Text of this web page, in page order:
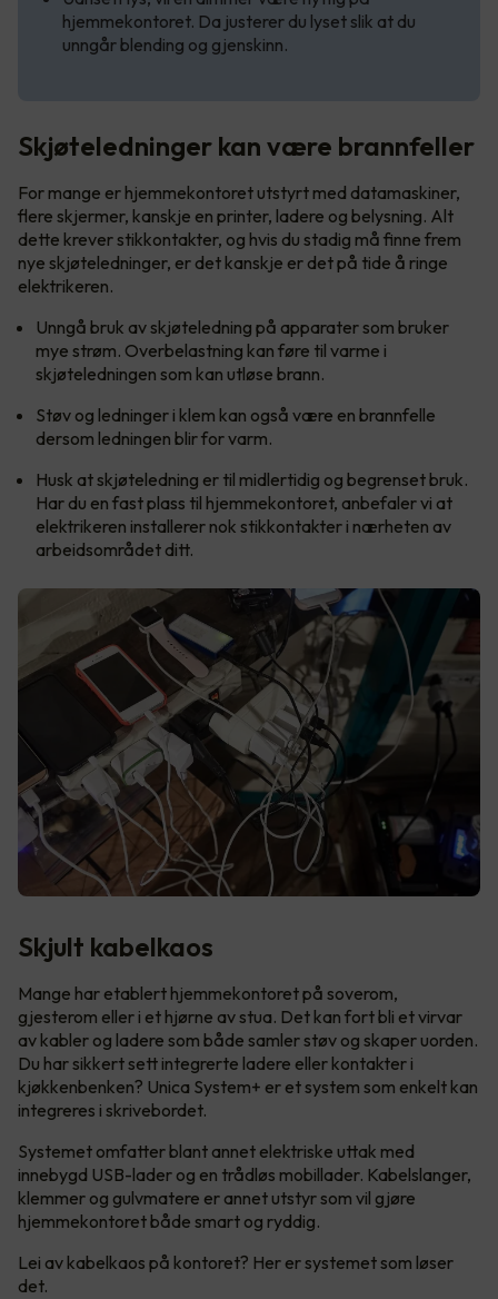
hjemmekontoret. Da justerer du lyset slik at du
unngår blending og gjenskinn.
Skjøteledninger kan være brannfeller
For mange er hjemmekontoret utstyrt med datamaskiner,
flere skjermer, kanskje en printer, ladere og belysning. Alt
dette krever stikkontakter, og hvis du stadig må finne frem
nye skjøteledninger, er det kanskje er det på tide å ringe
elektrikeren.
Unngå bruk av skjøteledning på apparater som bruker
mye strøm. Overbelastning kan føre til varme i
skjøteledningen som kan utløse brann.
Støv og ledninger i klem kan også være en brannfelle
dersom ledningen blir for varm.
Husk at skjøteledning er til midlertidig og begrenset bruk.
Har du en fast plass til hjemmekontoret, anbefaler vi at
elektrikeren installerer nok stikkontakter i nærheten av
arbeidsområdet ditt.
Skjult kabelkaos
Mange har etablert hjemmekontoret på soverom,
gjesterom eller i et hjørne av stua. Det kan fort bli et virvar
av kabler og ladere som både samler støv og skaper uorden.
Du har sikkert sett integrerte ladere eller kontakter i
kjøkkenbenken? Unica System+ er et system som enkelt kan
integreres i skrivebordet.
Systemet omfatter blant annet elektriske uttak med
innebygd USB-lader og en trådløs mobillader. Kabelslanger,
klemmer og gulvmatere er annet utstyr som vil gjøre
hjemmekontoret både smart og ryddig.
Lei av kabelkaos på kontoret? Her er systemet som løser
det.